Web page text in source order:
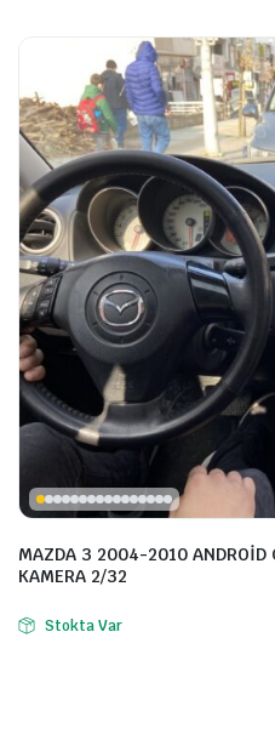
MAZDA 3 2004-2010 ANDROİD
KAMERA 2/32
Stokta Var